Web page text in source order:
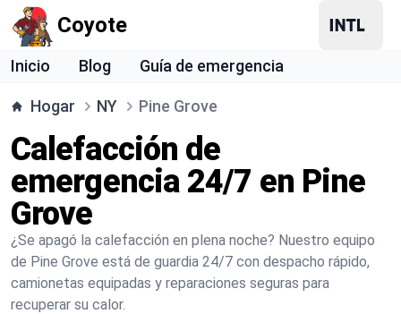
Coyote
Inicio Blog Guía de emergencia
Hogar NY Pine Grove
Calefacción de
emergencia 24/7 en Pine
Grove
¿Se apagó la calefacción en plena noche? Nuestro equipo
de Pine Grove está de guardia 24/7 con despacho rápido,
camionetas equipadas y reparaciones seguras para
recuperar su calor.